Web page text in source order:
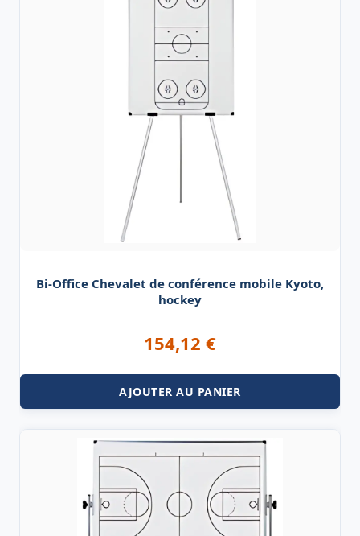
Bi-Office Chevalet de conférence mobile Kyoto,
hockey
154,12 €
AJOUTER AU PANIER